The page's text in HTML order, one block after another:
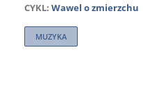
CYKL: Wawel o zmierzchu
MUZYKA